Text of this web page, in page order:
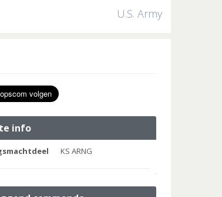
U.S. Army
info
KS ARNG